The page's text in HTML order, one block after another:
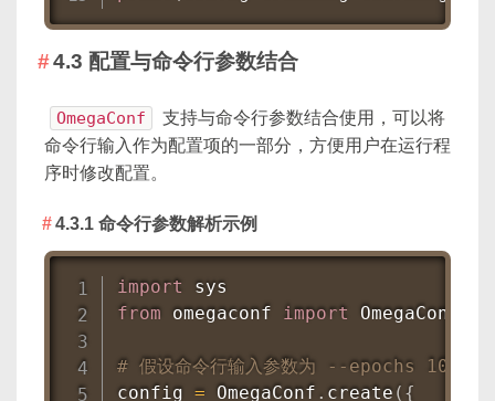
4.3 配置与命令行参数结合
OmegaConf
支持与命令行参数结合使用，可以将
命令行输入作为配置项的一部分，方便用户在运行程
序时修改配置。
4.3.1 命令行参数解析示例
import
from omegaconf import OmegaConf
# 假设命令行输入参数为 --epochs 100
config = OmegaConf . create ( {